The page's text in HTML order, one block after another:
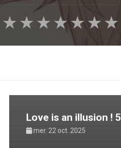
★
★
★
★
★
★
★
Love is an illusion ! 5
mer. 22 oct. 2025